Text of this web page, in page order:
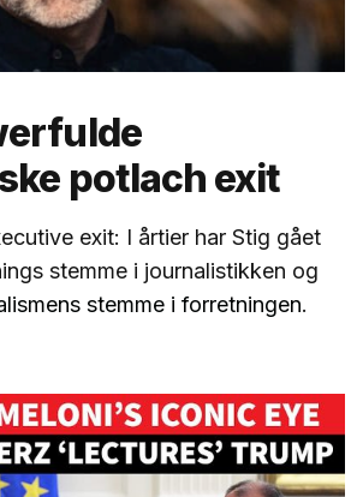
potlach exit
exit: I årtier har Stig gået
stemme i journalistikken og
stemme i forretningen.